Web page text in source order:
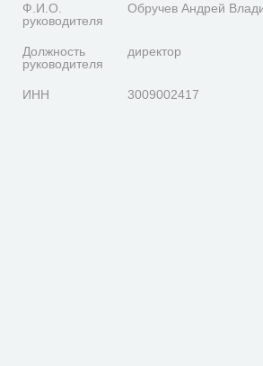
Ф.И.О.
руководителя
Обручев Андрей
Должность
руководителя
директор
ИНН 3009002417